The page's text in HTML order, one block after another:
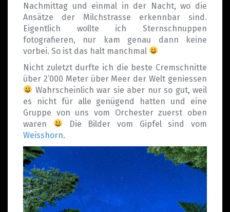
Nachmittag und einmal in der Nacht, wo die
Ansätze der Milchstrasse erkennbar sind.
Eigentlich wollte ich Sternschnuppen
fotografieren, nur kam genau dann keine
vorbei. So ist das halt manchmal
Nicht zuletzt durfte ich die beste Cremschnitte
über 2’000 Meter über Meer der Welt geniessen
Wahrscheinlich war sie aber nur so gut, weil
es nicht für alle genügend hatten und eine
Gruppe von uns vom Orchester zuerst oben
waren
Die Bilder vom Gipfel sind vom
Weisshorn.